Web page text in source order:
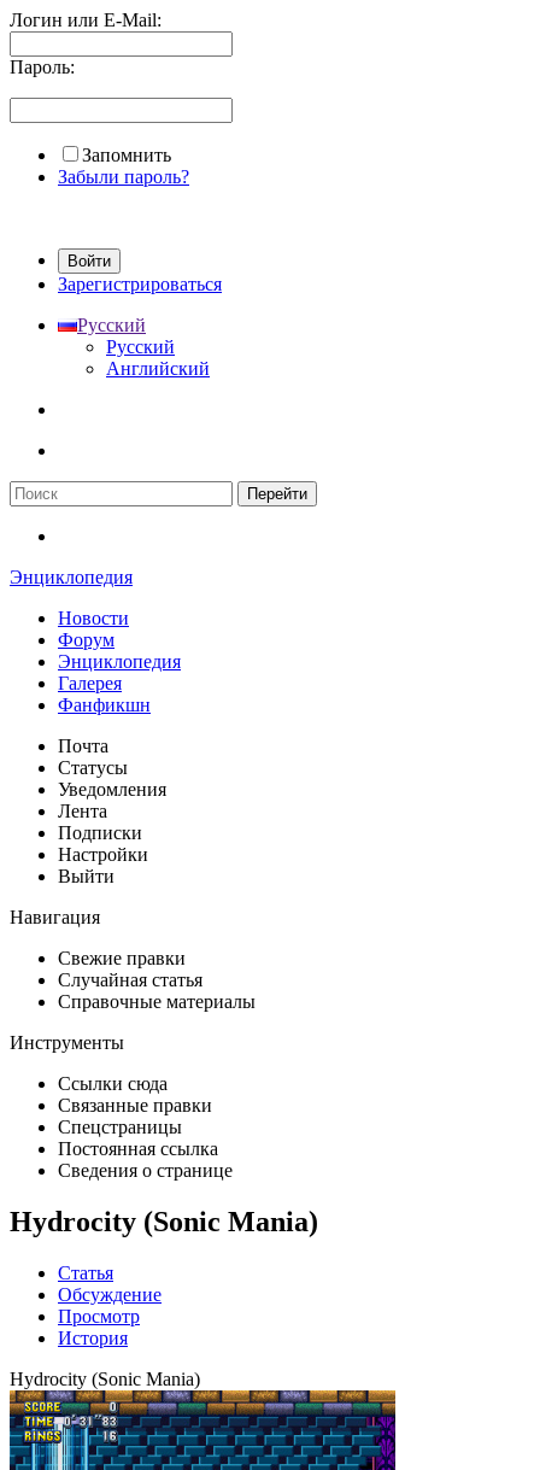
Логин или E-Mail:
Пароль:
Запомнить
Забыли пароль?
Войти
Зарегистрироваться
Русский
Русский
Английский
Энциклопедия
Новости
Форум
Энциклопедия
Галерея
Фанфикшн
Почта
Статусы
Уведомления
Лента
Подписки
Настройки
Выйти
Навигация
Свежие правки
Случайная статья
Справочные материалы
Инструменты
Ссылки сюда
Связанные правки
Спецстраницы
Постоянная ссылка
Сведения о странице
Hydrocity (Sonic Mania)
Статья
Обсуждение
Просмотр
История
Hydrocity (Sonic Mania)